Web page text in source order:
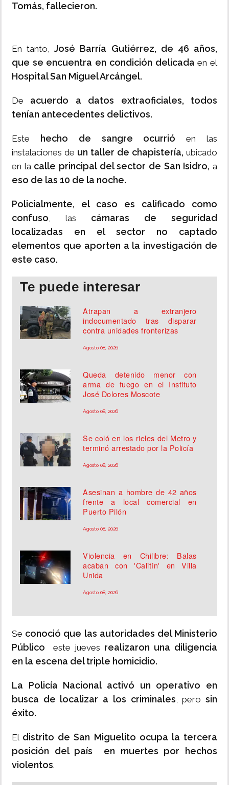
Tomás, fallecieron.
En tanto,José Barría Gutiérrez, de 46 años,
que se encuentra en condición delicada en el
Hospital San Miguel Arcángel.
De acuerdo a datos extraoficiales, todos
tenían antecedentes delictivos.
Este hecho de sangre ocurrióen las
instalaciones de un taller de chapistería, ubicado
en lacalle principal del sector de San Isidro, a
eso de las 10 de la noche.
Policialmente, el caso es calificado como
confuso, las cámaras de seguridad
localizadas en el sector
no captado
elementos que aporten a la investigación de
este caso.
Te puede interesar
Atrapan a extranjero
indocumentado tras disparar
contra unidades fronterizas
Agosto 08, 2026
Queda detenido menor con
arma de fuego en el Instituto
José Dolores Moscote
Agosto 08, 2026
Se coló en los rieles del Metro y
terminó arrestado por la Policía
Agosto 08, 2026
Asesinan a hombre de 42 años
frente a local comercial en
Puerto Pilón
Agosto 08, 2026
Violencia en Chilibre: Balas
acaban con 'Calitín' en Villa
Unida
Agosto 08, 2026
Se conoció que las autoridades del Ministerio
Público este jueves realizaron una diligencia
en la escena del triple homicidio.
La Policía Nacional activó un operativo en
busca de localizar a los criminales, pero sin
éxito.
El distrito de San Miguelito ocupa la tercera
posición del país en muertes por hechos
violentos.